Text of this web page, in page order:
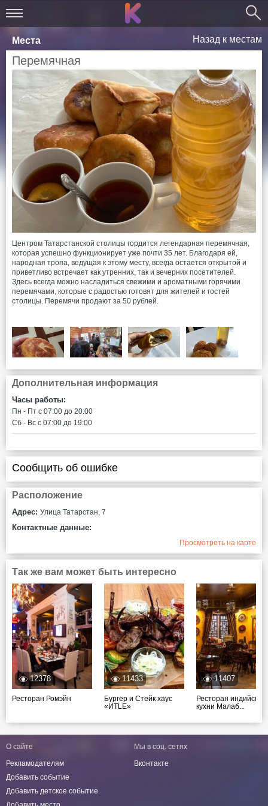
Места Назад к местам
Перемячная
Центром Татарстанской столицы гордится легендарная перемячная,
которая успешно функционирует уже почти 35 лет. Благодаря ей,
народная тропа, ведущая к этому месту, всегда остается открытой и
приветливо встречает как утренних, так и вечерних посетителей.
Здесь всегда можно насладиться свежими и ароматными горячими
перемячами, которые с радостью готовят для жителей и гостей
столицы. Перемячи продают за 50 рублей.
Дополнительная информация
Часы работы:
Пн - Пт c 07:00 до 20:00
Сб - Вс c 07:00 до 19:00
Сообщить об ошибке
Расположение
Адрес: ​Улица Татарстан, 7
Контактные данные:
Просмотреть на карте
Так же вам может быть интересно
12378
Ресторан Ромэйн
11433
Бургер и Стейк хаус
«ИТLE»
11407
Ресторан индийской
кухни Малаб...
О сайте
Рекламодателям
Добавить событие
Добавить детское событие
Мы в соц. сетях
Вконтакте